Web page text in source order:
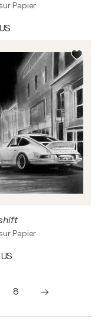
Papier
Papier
8